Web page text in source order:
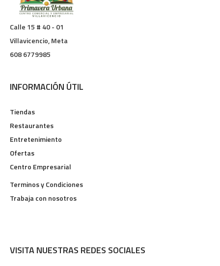
Calle 15 # 40 - 01
Villavicencio, Meta
608 6779985
INFORMACIÓN ÚTIL
Tiendas
Restaurantes
Entretenimiento
Ofertas
Centro Empresarial
Terminos y Condiciones
Trabaja con nosotros
VISITA NUESTRAS REDES SOCIALES